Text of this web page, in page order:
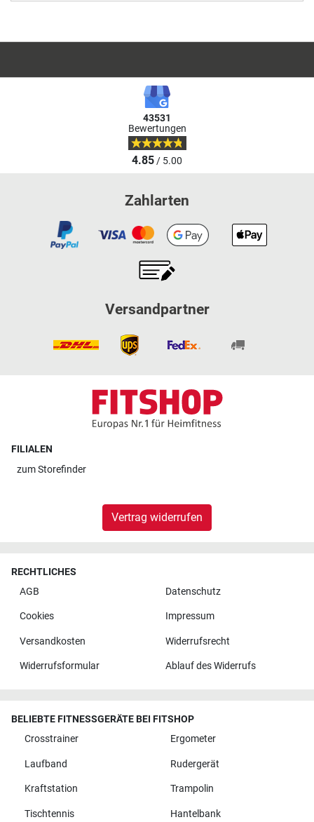
43531
Bewertungen
4.85/ 5.00
Zahlarten
Versandpartner
FILIALEN
zumStorefinder
Vertrag widerrufen
RECHTLICHES
AGB
Datenschutz
Cookies Impressum
Versandkosten Widerrufsrecht
Widerrufsformular Ablauf des Widerrufs
BELIEBTE FITNESSGERÄTE BEI FITSHOP
Crosstrainer
Ergometer
Laufband Rudergerät
Kraftstation Trampolin
Tischtennis Hantelbank